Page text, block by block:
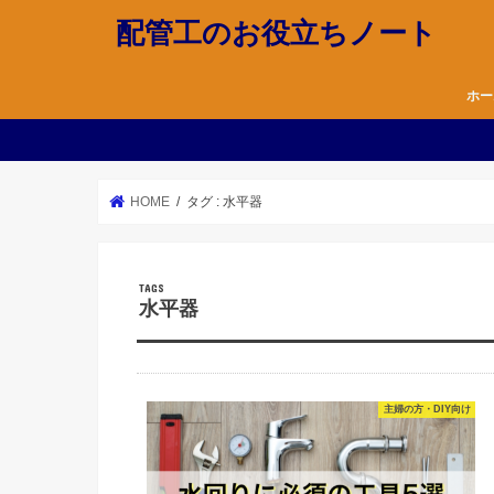
配管工のお役立ちノート
ホ
HOME タグ : 水平器
水平器
主婦の方・DIY向け